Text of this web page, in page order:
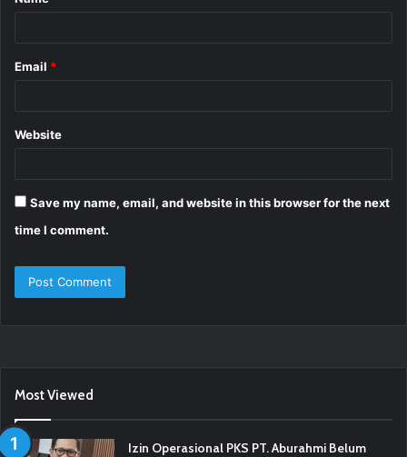
Email *
Website
Save my name, email, and website in this browser for the next
time I comment.
Most Viewed
Izin Operasional PKS PT. Aburahmi Belum